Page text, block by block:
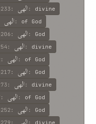
: الهی : divine
الهی : of God
: الهی : God
: الهی : divine
: الهی : of God
: الهی : God
: الهی : divine
: الهی : of God
: الهی : God
: : divine